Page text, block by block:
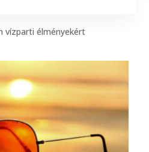
vízparti élményekért